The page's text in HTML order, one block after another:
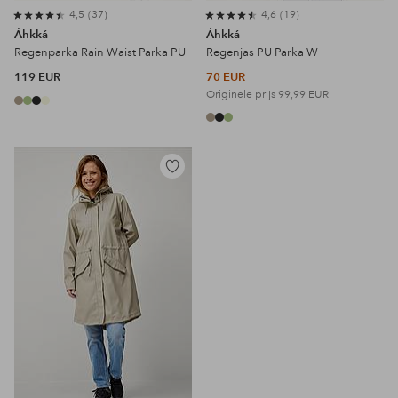
4,5 37
Áhkká
Regenparka Rain Waist Parka PU
119 EUR
4,6 19
Áhkká
Regenjas PU Parka W
70 EUR
Originele prijs 99,99 EUR
Toevoegen